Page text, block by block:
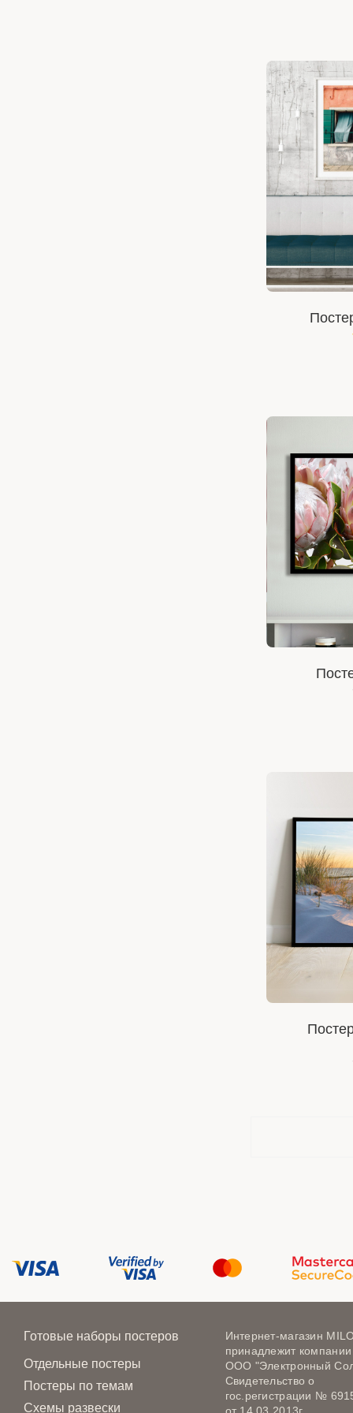
Готовые наборы постеров
Отдельные постеры
Постеры по темам
Схемы развески
Интернет-магазин
принадлежит компании
ООО "Электронный
Свидетельство о
гос.регистрации №